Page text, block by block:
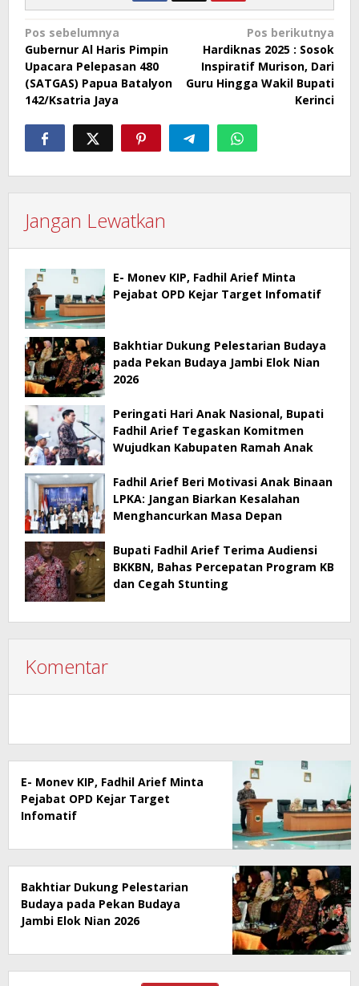
Navigasi
pos
Pos sebelumnya
Gubernur Al Haris Pimpin
Upacara Pelepasan 480
(SATGAS) Papua Batalyon
142/Ksatria Jaya
Pos berikutnya
Hardiknas 2025 : Sosok
Inspiratif Murison, Dari
Guru Hingga Wakil Bupati
Kerinci
Jangan Lewatkan
E- Monev KIP, Fadhil Arief Minta
Pejabat OPD Kejar Target Infomatif
Bakhtiar Dukung Pelestarian Budaya
pada Pekan Budaya Jambi Elok Nian
2026
Peringati Hari Anak Nasional, Bupati
Fadhil Arief Tegaskan Komitmen
Wujudkan Kabupaten Ramah Anak
Fadhil Arief Beri Motivasi Anak Binaan
LPKA: Jangan Biarkan Kesalahan
Menghancurkan Masa Depan
Bupati Fadhil Arief Terima Audiensi
BKKBN, Bahas Percepatan Program KB
dan Cegah Stunting
Komentar
E- Monev KIP, Fadhil Arief Minta
Pejabat OPD Kejar Target
Infomatif
Bakhtiar Dukung Pelestarian
Budaya pada Pekan Budaya
Jambi Elok Nian 2026